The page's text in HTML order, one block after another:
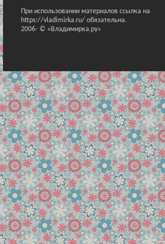
При использовании материалов ссылка на
https://vladimirka.ru/ обязательна.
2006- © «Владимирка.ру»